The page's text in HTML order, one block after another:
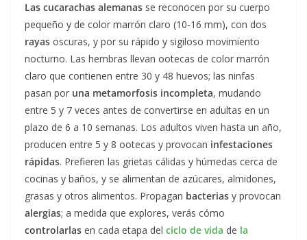
Las cucarachas alemanas se reconocen por su cuerpo
pequeño y de color marrón claro (10-16 mm), con dos
rayas oscuras, y por su rápido y sigiloso movimiento
nocturno. Las hembras llevan ootecas de color marrón
claro que contienen entre 30 y 48 huevos; las ninfas
pasan por una metamorfosis incompleta, mudando
entre 5 y 7 veces antes de convertirse en adultas en un
plazo de 6 a 10 semanas. Los adultos viven hasta un año,
producen entre 5 y 8 ootecas y provocan infestaciones
rápidas. Prefieren las grietas cálidas y húmedas cerca de
cocinas y baños, y se alimentan de azúcares, almidones,
grasas y otros alimentos. Propagan bacterias y provocan
alergias; a medida que explores, verás cómo
controlarlas en cada etapa del ciclo de vida de la